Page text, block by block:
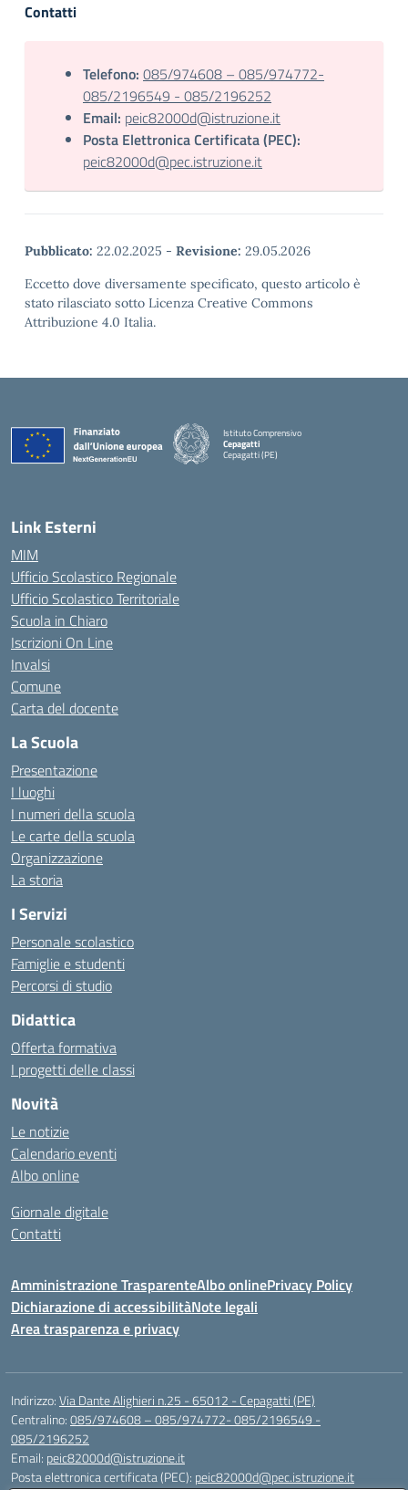
Contatti
Telefono: 085/974608 – 085/974772-
085/2196549 - 085/2196252
Email: peic82000d@istruzione.it
Posta Elettronica Certificata (PEC):
peic82000d@pec.istruzione.it
Pubblicato: 22.02.2025 - Revisione: 29.05.2026
Eccetto dove diversamente specificato, questo articolo è
stato rilasciato sotto Licenza Creative Commons
Attribuzione 4.0 Italia.
Istituto Comprensivo
Cepagatti
Cepagatti (PE)
— Visita la pagina iniziale della scuola
Link Esterni
MIM
Ufficio Scolastico Regionale
Ufficio Scolastico Territoriale
Scuola in Chiaro
Iscrizioni On Line
Invalsi
Comune
Carta del docente
La Scuola
Presentazione
I luoghi
I numeri della scuola
Le carte della scuola
Organizzazione
La storia
I Servizi
Personale scolastico
Famiglie e studenti
Percorsi di studio
Didattica
Offerta formativa
I progetti delle classi
Novità
Le notizie
Calendario eventi
Albo online
Giornale digitale
Contatti
Amministrazione TrasparenteAlbo onlinePrivacy Policy
Dichiarazione di accessibilitàNote legali
Area trasparenza e privacy
Indirizzo:Via Dante Alighieri n.25 - 65012 - Cepagatti (PE)
Centralino:085/974608 – 085/974772- 085/2196549 -
085/2196252
Email: peic82000d@istruzione.it
Posta elettronica certificata (PEC): peic82000d@pec.istruzione.it